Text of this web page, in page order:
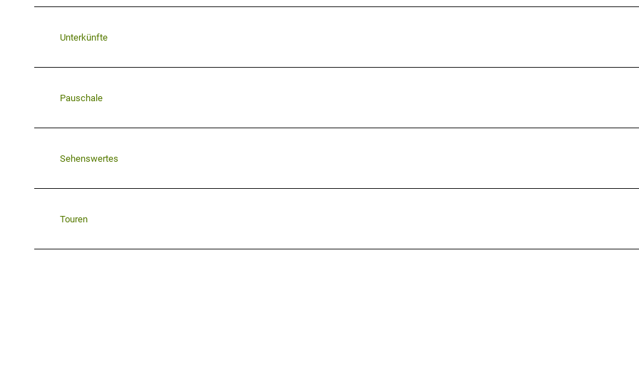
Unterkünfte
Pauschale
Sehenswertes
Touren